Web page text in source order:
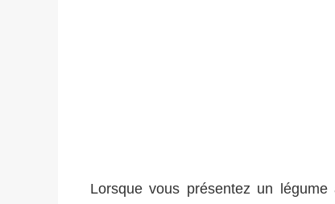
Lorsque vous présentez un